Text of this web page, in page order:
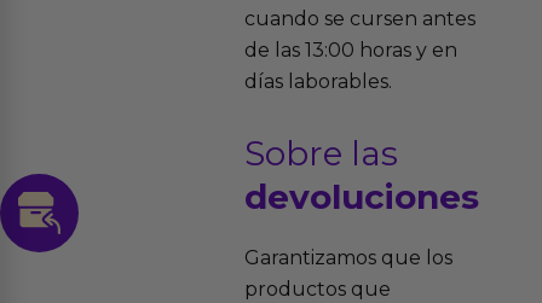
cuando se cursen antes
de las 13:00 horas y en
días laborables.
Sobre las
devoluciones
Garantizamos que los
productos que